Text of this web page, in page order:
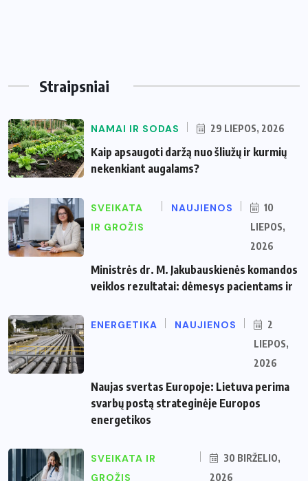
Straipsniai
NAMAI IR SODAS 29 LIEPOS, 2026
Kaip apsaugoti daržą nuo šliužų ir kurmių
nekenkiant augalams?
SVEIKATA
IR GROŽIS
NAUJIENOS
10
LIEPOS,
2026
Ministrės dr. M. Jakubauskienės komandos
veiklos rezultatai: dėmesys pacientams ir
ENERGETIKA NAUJIENOS
2
LIEPOS,
2026
Naujas svertas Europoje: Lietuva perima
svarbų postą strateginėje Europos
energetikos
SVEIKATA IR
GROŽIS
30 BIRŽELIO,
2026